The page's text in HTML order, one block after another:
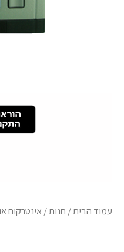
עמוד הבית/ חנות/אינטרקום